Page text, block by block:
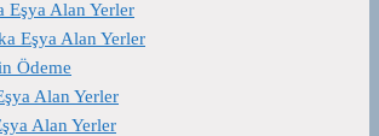
Eşya Alan Yerler
Eşya Alan Yerler
Ödeme
Alan Yerler
Alan Yerler